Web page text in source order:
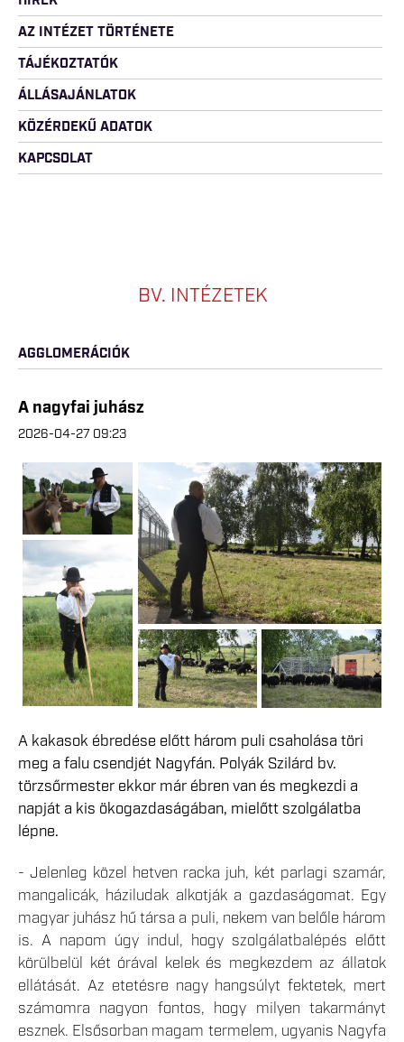
AZ INTÉZET TÖRTÉNETE
TÁJÉKOZTATÓK
ÁLLÁSAJÁNLATOK
KÖZÉRDEKŰ ADATOK
KAPCSOLAT
BV. INTÉZETEK
AGGLOMERÁCIÓK
A nagyfai juhász
2026-04-27 09:23
A kakasok ébredése előtt három puli csaholása töri
meg a falu csendjét Nagyfán. Polyák Szilárd bv.
törzsőrmester ekkor már ébren van és megkezdi a
napját a kis ökogazdaságában, mielőtt szolgálatba
lépne.
- Jelenleg közel hetven racka juh, két parlagi szamár,
mangalicák, háziludak alkotják a gazdaságomat. Egy
magyar juhász hű társa a puli, nekem van belőle három
is. A napom úgy indul, hogy szolgálatbalépés előtt
körülbelül két órával kelek és megkezdem az állatok
ellátását. Az etetésre nagy hangsúlyt fektetek, mert
számomra nagyon fontos, hogy milyen takarmányt
esznek. Elsősorban magam termelem, ugyanis Nagyfa